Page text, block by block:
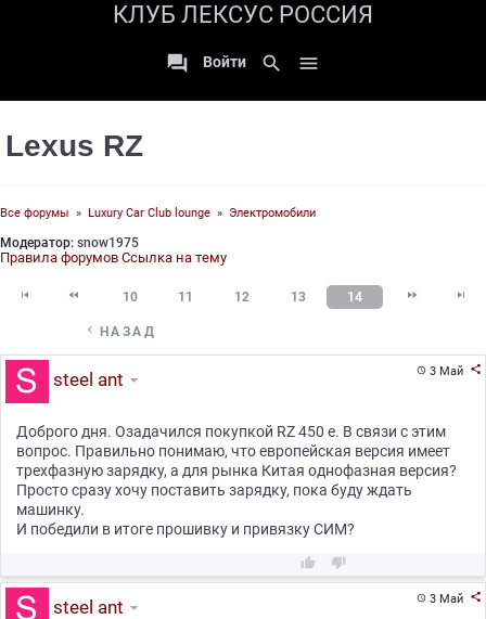
КЛУБ ЛЕКСУС РОССИЯ
 Войти search 
Lexus RZ
Все форумы » Luxury Car Club lounge » Электромобили
Модератор: snow1975
Правила форумов Ссылка на тему
  10 11 12 13 14  
 НАЗАД
3 Май 
steel ant
Доброго дня. Озадачился покупкой RZ 450 e. В связи с этим
вопрос. Правильно понимаю, что европейская версия имеет
трехфазную зарядку, а для рынка Китая однофазная версия?
Просто сразу хочу поставить зарядку, пока буду ждать
машинку.
И победили в итоге прошивку и привязку СИМ?
 
3 Май 
steel ant